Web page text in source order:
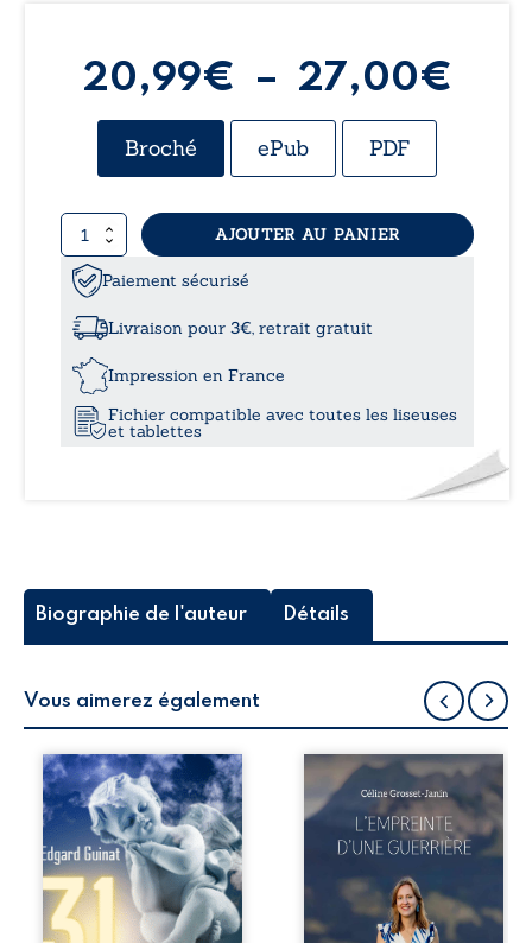
20,99€ – 27,00€
Broché ePub PDF
quantité
de
J’étais
avec
Jésus
AJOUTER AU PANIER
Paiement sécurisé
Livraison pour 3€, retrait gratuit
Impression en France
Fichier compatible avec toutes les liseuses
et tablettes
Biographie de l'auteur Détails
Vous aimerez également
Un soir, un
messager des
étoiles vient
inviter Edgard
Guinat et son
double de
Lumière à s’élever
vers le ciel étoilé
Que reste-t-il de
l’enfance lorsque
la maladie impose
ses propres règles
? L’empreinte
d’une guerrière
livre, sans détour,
le récit d’un